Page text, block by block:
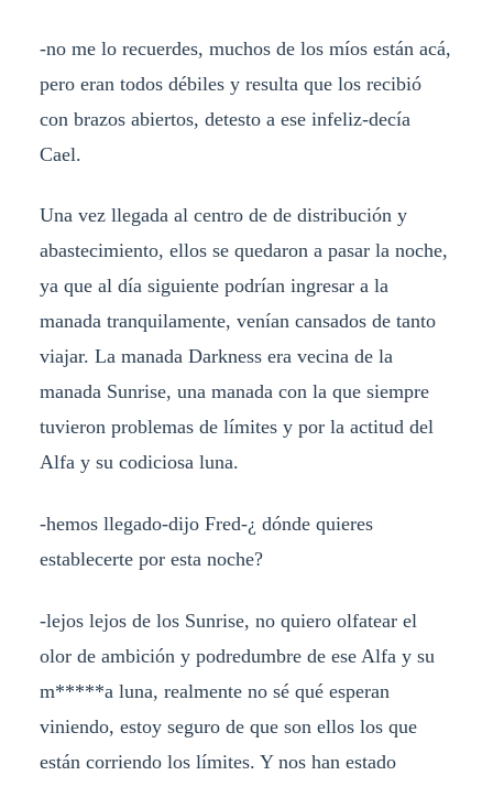
-no me lo recuerdes, muchos de los míos están acá,
pero eran todos débiles y resulta que los recibió
con brazos abiertos, detesto a ese infeliz-decía
Cael.
Una vez llegada al centro de de distribución y
abastecimiento, ellos se quedaron a pasar la noche,
ya que al día siguiente podrían ingresar a la
manada tranquilamente, venían cansados de tanto
viajar. La manada Darkness era vecina de la
manada Sunrise, una manada con la que siempre
tuvieron problemas de límites y por la actitud del
Alfa y su codiciosa luna.
-hemos llegado-dijo Fred-¿ dónde quieres
establecerte por esta noche?
-lejos lejos de los Sunrise, no quiero olfatear el
olor de ambición y podredumbre de ese Alfa y su
m*****a luna, realmente no sé qué esperan
viniendo, estoy seguro de que son ellos los que
están corriendo los límites. Y nos han estado